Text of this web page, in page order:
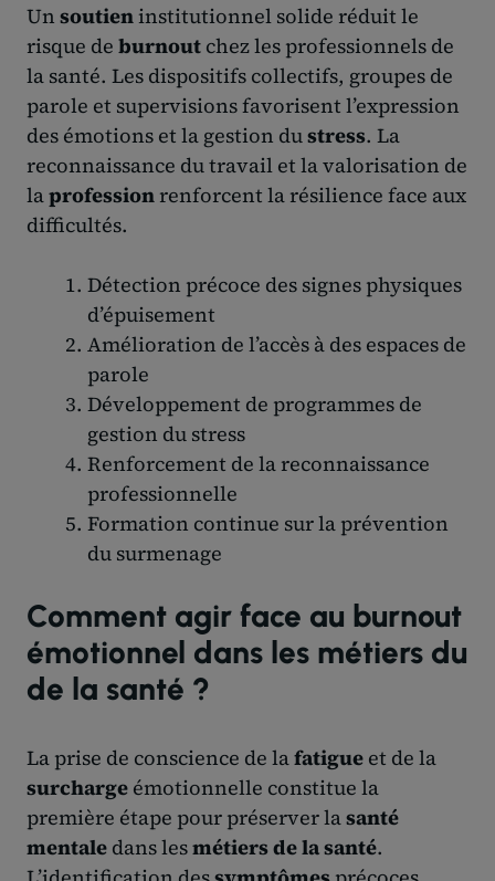
Un soutieninstitutionnel solide réduit le
risque de burnout chez les professionnels de
la santé. Les dispositifs collectifs, groupes de
parole et supervisions favorisent l’expression
des émotions et la gestion dustress. La
reconnaissance du travail et la valorisation de
laprofessionrenforcent la résilience face aux
difficultés.
Détection précoce des signes physiques
d’épuisement
Amélioration de l’accès à des espaces de
parole
Développement de programmes de
gestion du stress
Renforcement de la reconnaissance
professionnelle
Formation continue sur la prévention
du surmenage
Comment agir face au burnout
émotionnel dans les métiers du
de la santé ?
La prise de conscience de lafatigue et de la
surcharge émotionnelle constitue la
première étape pour préserver lasanté
mentale dans lesmétiers de la santé.